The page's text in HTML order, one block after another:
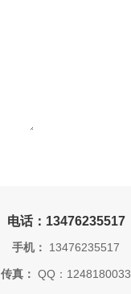
电话：13476235517
手机： 13476235517
传真： QQ：1248180033